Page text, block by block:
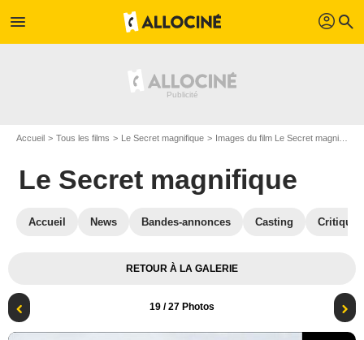
menu profil search
Accueil Tous les films Le Secret magnifique Images du film Le Secret magnifique
Le Secret magnifique
Accueil News Bandes-annonces Casting
RETOUR À LA GALERIE
19 / 27 Photos